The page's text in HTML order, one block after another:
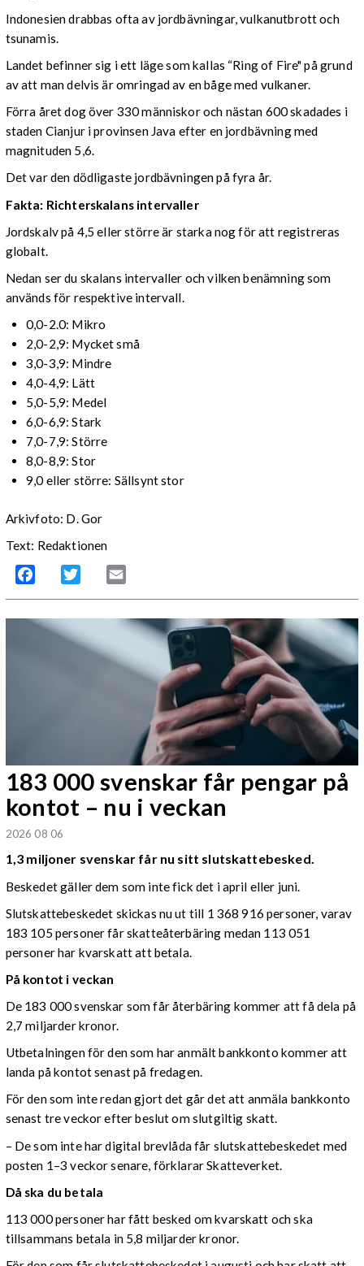
Indonesien drabbas ofta av jordbävningar, vulkanutbrott och
tsunamis.
Landet befinner sig i ett läge som kallas “Ring of Fire" på grund
av att man delvis är omringad av en båge med vulkaner.
Förra året dog över 330 människor och nästan 600 skadades i
staden Cianjur i provinsen Java efter en jordbävning med
magnituden 5,6.
Det var den dödligaste jordbävningen på fyra år.
Fakta: Richterskalans intervaller
Jordskalv på 4,5 eller större är starka nog för att registreras
globalt.
Nedan ser du skalans intervaller och vilken benämning som
används för respektive intervall.
0,0-2.0: Mikro
2,0-2,9: Mycket små
3,0-3,9: Mindre
4,0-4,9: Lätt
5,0-5,9: Medel
6,0-6,9: Stark
7,0-7,9: Större
8,0-8,9: Stor
9,0 eller större: Sällsynt stor
Arkivfoto: D. Gor
Text: Redaktionen
Facebook Twitter
183 000 svenskar får pengar på
kontot – nu i veckan
2026 08 06
1,3 miljoner svenskar får nu sitt slutskattebesked.
Beskedet gäller dem som inte fick det i april eller juni.
Slutskattebeskedet skickas nu ut till 1 368 916 personer, varav
183 105 personer får skatteåterbäring medan 113 051
personer har kvarskatt att betala.
På kontot i veckan
De 183 000 svenskar som får återbäring kommer att få dela på
2,7 miljarder kronor.
Utbetalningen för den som har anmält bankkonto kommer att
landa på kontot senast på fredagen.
För den som inte redan gjort det går det att anmäla bankkonto
senast tre veckor efter beslut om slutgiltig skatt.
– De som inte har digital brevlåda får slutskattebeskedet med
posten 1–3 veckor senare, förklarar Skatteverket.
Då ska du betala
113 000 personer har fått besked om kvarskatt och ska
tillsammans betala in 5,8 miljarder kronor.